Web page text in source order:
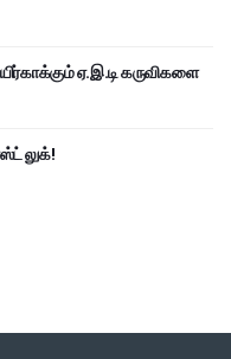
ஏ.இ.டி கருவிகளை
லுக்!